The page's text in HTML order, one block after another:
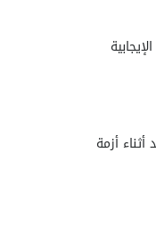
أزمة